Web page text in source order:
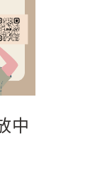
中